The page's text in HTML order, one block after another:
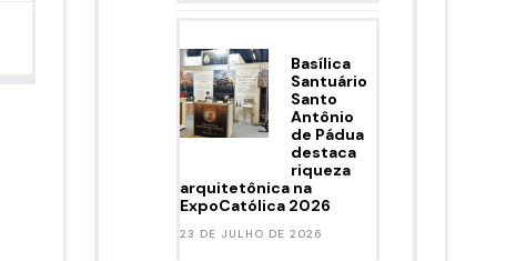
Basílica
Santuário
Santo
Antônio
de Pádua
destaca
riqueza
arquitetônica na
ExpoCatólica 2026
23 DE JULHO DE 2026